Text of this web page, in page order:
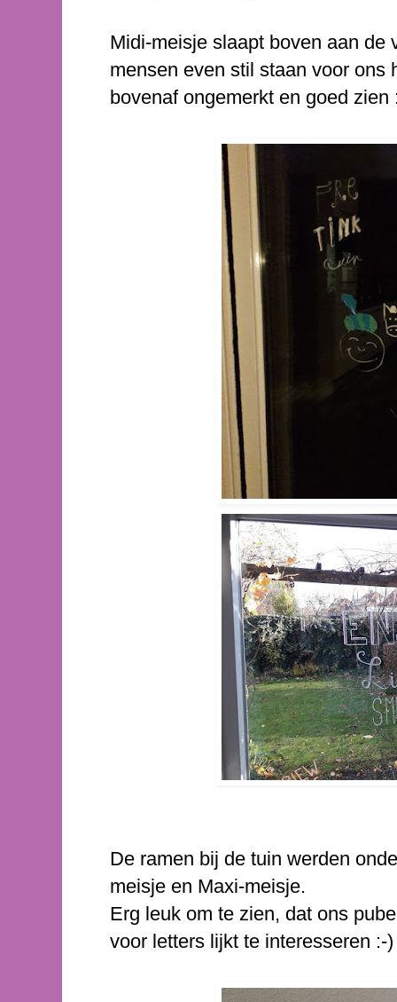
Midi-meisje slaapt boven aan de
mensen even stil staan voor ons
bovenaf ongemerkt en goed zien
De ramen bij de tuin werden
meisje en Maxi-meisje.
Erg leuk om te zien, dat ons
voor letters lijkt te interesseren :-)